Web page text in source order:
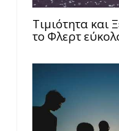
Τιμιότητα και
το Φλερτ